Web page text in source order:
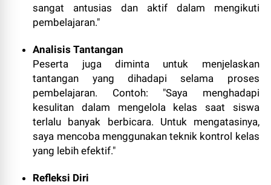
sangat antusias dan aktif dalam mengikuti
pembelajaran."
Analisis Tantangan
Peserta juga diminta untuk menjelaskan
tantangan yang dihadapi selama proses
pembelajaran. Contoh: "Saya menghadapi
kesulitan dalam mengelola kelas saat siswa
terlalu banyak berbicara. Untuk mengatasinya,
saya mencoba menggunakan teknik kontrol kelas
yang lebih efektif."
Refleksi Diri